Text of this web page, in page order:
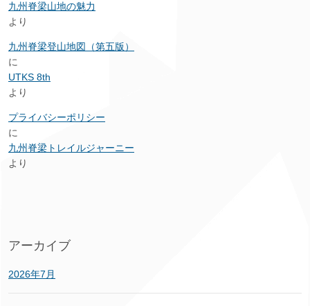
九州脊梁山地の魅力
より
九州脊梁登山地図（第五版）
に
UTKS 8th
より
プライバシーポリシー
に
九州脊梁トレイルジャーニー
より
アーカイブ
2026年7月